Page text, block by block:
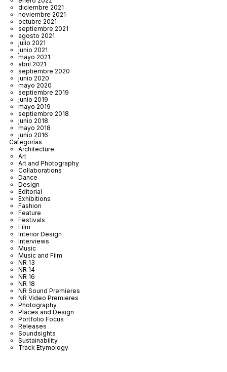
diciembre 2021
noviembre 2021
octubre 2021
septiembre 2021
agosto 2021
julio 2021
junio 2021
mayo 2021
abril 2021
septiembre 2020
junio 2020
mayo 2020
septiembre 2019
junio 2019
mayo 2019
septiembre 2018
junio 2018
mayo 2018
junio 2016
Categorías
Architecture
Art
Art and Photography
Collaborations
Dance
Design
Editorial
Exhibitions
Fashion
Feature
Festivals
Film
Interior Design
Interviews
Music
Music and Film
NR 13
NR 14
NR 16
NR 18
NR Sound Premieres
NR Video Premieres
Photography
Places and Design
Portfolio Focus
Releases
Soundsights
Sustainability
Track Etymology